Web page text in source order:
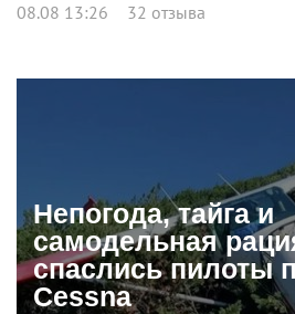
08.08 13:26 32 отзыва
Непогода, тайга и
самодельная
спаслись пилоты
Cessna